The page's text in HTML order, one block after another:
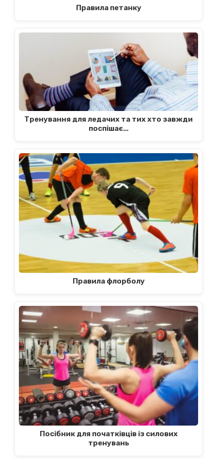
Правила петанку
Тренування для ледачих та тих хто завжди
поспішає…
Правила флорболу
Посібник для початківців із силових
тренувань